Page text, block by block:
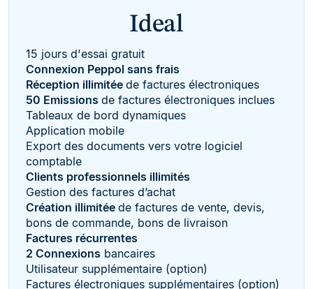
Ideal
15 jours d'essai gratuit
Connexion Peppol sans frais
Réception illimitée de factures électroniques
50 Emissions de factures électroniques inclues
Tableaux de bord dynamiques
Application mobile
Export des documents vers votre logiciel
comptable
Clients professionnels illimités
Gestion des factures d’achat
Création illimitée de factures de vente, devis,
bons de commande, bons de livraison
Factures récurrentes
2 Connexions bancaires
Utilisateur supplémentaire (option)
Factures électroniques supplémentaires (option)